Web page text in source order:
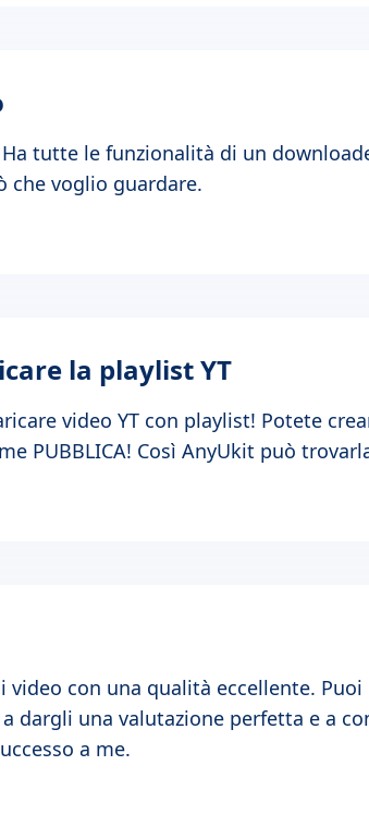
tutte le funzionalità di un
che voglio guardare.
la playlist YT
video YT con playlist! Potete
PUBBLICA! Così AnyUkit può
con una qualità eccellente.
dargli una valutazione perfetta e a
a me.